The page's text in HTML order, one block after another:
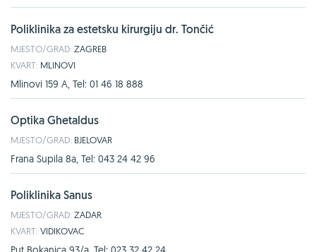
Poliklinika za estetsku kirurgiju dr. Tončić
MJESTO/GRAD: ZAGREB
KVART: MLINOVI
Mlinovi 159 A, Tel: 01 46 18 888
Optika Ghetaldus
MJESTO/GRAD: BJELOVAR
Frana Supila 8a, Tel: 043 24 42 96
Poliklinika Sanus
MJESTO/GRAD: ZADAR
KVART: VIDIKOVAC